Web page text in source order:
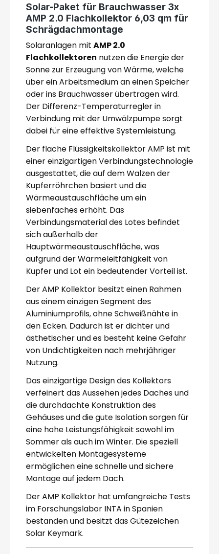
Solar-Paket für Brauchwasser 3x
AMP 2.0 Flachkollektor 6,03 qm für
Schrägdachmontage
Solaranlagen mit AMP 2.0
Flachkollektoren nutzen die Energie der
Sonne zur Erzeugung von Wärme, welche
über ein Arbeitsmedium an einen Speicher
oder ins Brauchwasser übertragen wird.
Der Differenz-Temperaturregler in
Verbindung mit der Umwälzpumpe sorgt
dabei für eine effektive Systemleistung.
Der flache Flüssigkeitskollektor AMP ist mit
einer einzigartigen Verbindungstechnologie
ausgestattet, die auf dem Walzen der
Kupferröhrchen basiert und die
Wärmeaustauschfläche um ein
siebenfaches erhöht. Das
Verbindungsmaterial des Lotes befindet
sich außerhalb der
Hauptwärmeaustauschfläche, was
aufgrund der Wärmeleitfähigkeit von
Kupfer und Lot ein bedeutender Vorteil ist.
Der AMP Kollektor besitzt einen Rahmen
aus einem einzigen Segment des
Aluminiumprofils, ohne Schweißnähte in
den Ecken. Dadurch ist er dichter und
ästhetischer und es besteht keine Gefahr
von Undichtigkeiten nach mehrjähriger
Nutzung.
Das einzigartige Design des Kollektors
verfeinert das Aussehen jedes Daches und
die durchdachte Konstruktion des
Gehäuses und die gute Isolation sorgen für
eine hohe Leistungsfähigkeit sowohl im
Sommer als auch im Winter. Die speziell
entwickelten Montagesysteme
ermöglichen eine schnelle und sichere
Montage auf jedem Dach.
Der AMP Kollektor hat umfangreiche Tests
im Forschungslabor INTA in Spanien
bestanden und besitzt das Gütezeichen
Solar Keymark.